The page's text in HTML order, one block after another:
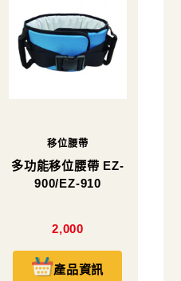
移位腰帶
多功能移位腰帶 EZ-
900/EZ-910
2,000
產品資訊